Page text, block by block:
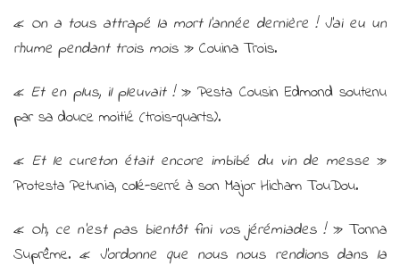
« On a tous attrapé la mort l’année dernière ! J’ai eu un
rhume pendant trois mois » Couina Trois.
«Et en plus, il pleuvait !» Pesta Cousin Edmond soutenu
par sa douce moitié (trois-quarts).
« Et le cureton était encore imbibé du vin de messe »
Protesta Petunia, collé-serré à son Major Hicham TouDou.
« Oh, ce n’est pas bientôt fini vos jérémiades !» Tonna
Suprême. « J’ordonne que nous nous rendions dans la